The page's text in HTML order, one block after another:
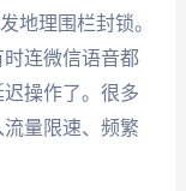
地理围栏封锁。
连微信语音都
操作了。很多
量限速、频繁